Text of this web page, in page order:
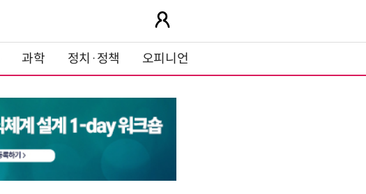
과학 정치·정책 오피니언